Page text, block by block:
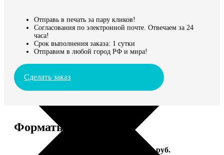
Отправь в печать за пару кликов!
Согласования по электронной почте. Отвечаем за 24
часа!
Срок выполнения заказа: 1 сутки
Отправим в любой город РФ и мира!
Сделать заказ
Форматы и цены
Цена, руб.